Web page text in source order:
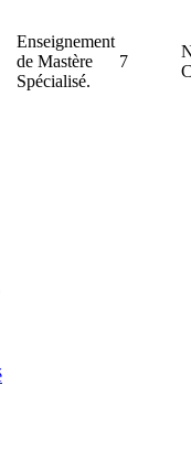
Enseignement
de Mastère
Spécialisé.
7